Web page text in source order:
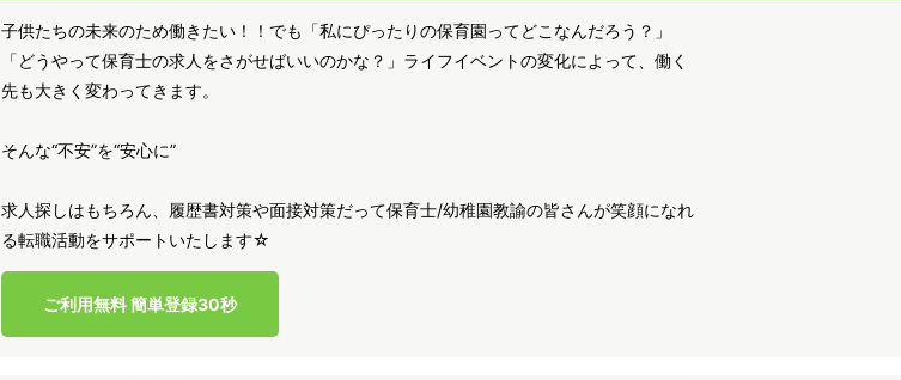
子供たちの未来のため働きたい！！でも「私にぴったりの保育園ってどこなんだろう？」
「どうやって保育士の求人をさがせばいいのかな？」ライフイベントの変化によって、働く
先も大きく変わってきます。
そんな“不安”を“安心に”
求人探しはもちろん、履歴書対策や面接対策だって保育士/幼稚園教諭の皆さんが笑顔になれ
る転職活動をサポートいたします☆
ご利用無料 簡単登録30秒